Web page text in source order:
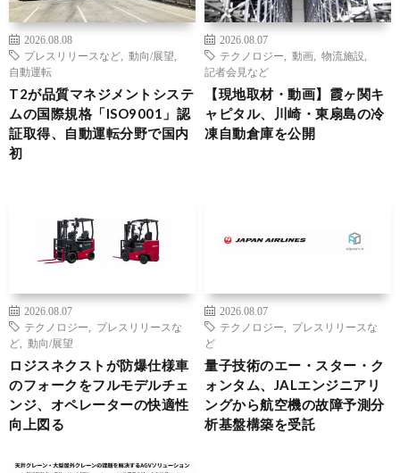
2026.08.08
プレスリリースなど
動向/展望
自動運転
T2が品質マネジメントシステ
ムの国際規格「ISO9001」認
証取得、自動運転分野で国内
初
2026.08.07
テクノロジー
動画 物流施設
記者会見など
【現地取材・動画】霞ヶ関キ
ャピタル、川崎・東扇島の冷
凍自動倉庫を公開
2026.08.07
テクノロジー
プレスリリースな
ど
動向/展望
ロジスネクストが防爆仕様車
のフォークをフルモデルチェ
ンジ、オペレーターの快適性
向上図る
2026.08.07
テクノロジー
プレスリリースな
ど
量子技術のエー・スター・ク
ォンタム、JALエンジニアリ
ングから航空機の故障予測分
析基盤構築を受託